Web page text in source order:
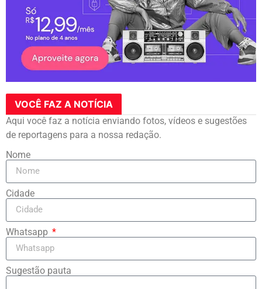
VOCÊ FAZ A NOTÍCIA
Aqui você faz a notícia enviando fotos, vídeos e sugestões
de reportagens para a nossa redação.
Nome
Cidade
Whatsapp
Sugestão pauta